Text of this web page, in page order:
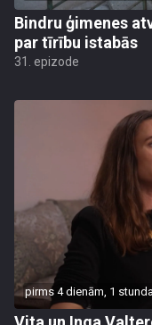
Bindru ģimenes
par tīrību istabās
31. epizode
pirms 4 dienām, 1